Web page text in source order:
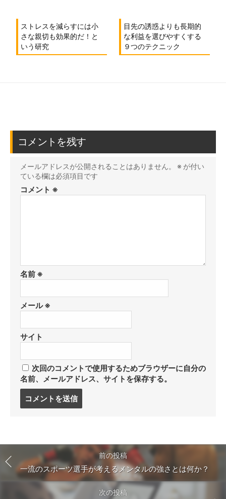
ストレスを減らすには小
さな親切も効果的だ！と
いう研究
目先の誘惑よりも長期的
な利益を選びやすくする
９つのテクニック
コメントを残す
メールアドレスが公開されることはありません。 ※ が付い
ている欄は必須項目です
コメント ※
名前 ※
メール※
サイト
次回のコメントで使用するためブラウザーに自分の
名前、メールアドレス、サイトを保存する。
る
前の投稿
一流のスポーツ選手が考えるメンタルの強さとは何か？
次の投稿